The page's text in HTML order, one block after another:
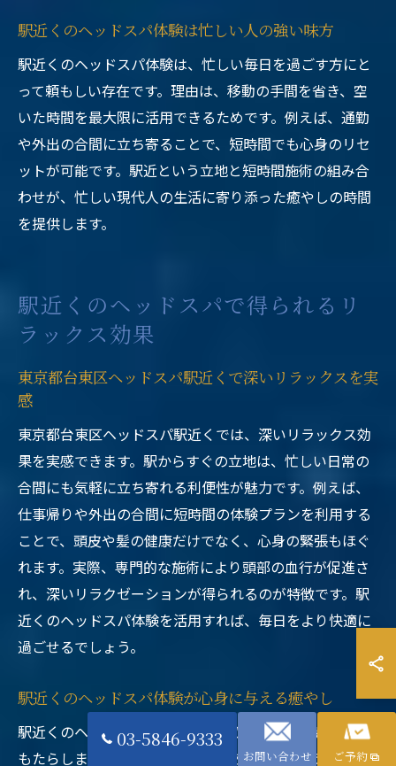
駅近くのヘッドスパ体験は忙しい人の強い味方
駅近くのヘッドスパ体験は、忙しい毎日を過ごす方にと
って頼もしい存在です。理由は、移動の手間を省き、空
いた時間を最大限に活用できるためです。例えば、通勤
や外出の合間に立ち寄ることで、短時間でも心身のリセ
ットが可能です。駅近という立地と短時間施術の組み合
わせが、忙しい現代人の生活に寄り添った癒やしの時間
を提供します。
駅近くのヘッドスパで得られるリ
ラックス効果
東京都台東区ヘッドスパ駅近くで深いリラックスを実
感
東京都台東区ヘッドスパ駅近くでは、深いリラックス効
果を実感できます。駅からすぐの立地は、忙しい日常の
合間にも気軽に立ち寄れる利便性が魅力です。例えば、
仕事帰りや外出の合間に短時間の体験プランを利用する
ことで、頭皮や髪の健康だけでなく、心身の緊張もほぐ
れます。実際、専門的な施術により頭部の血行が促進さ
れ、深いリラクゼーションが得られるのが特徴です。駅
近くのヘッドスパ体験を活用すれば、毎日をより快適に
過ごせるでしょう。
駅近くのヘッドスパ体験が心身に与える癒やし
駅近くのヘッドスパ体験は、心身双方に大きな癒やしを
もたらします。通いやすい場所にあることで、定期的な
03-5846-9333
お問い合わせ ご予約